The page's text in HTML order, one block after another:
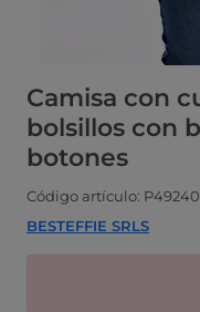
Camisa con
bolsillos con
botones
Código artículo:
BESTEFFIE SRLS